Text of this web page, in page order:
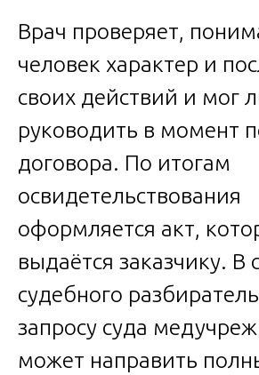
Врач проверяет,
человек характер и
своих действий и мог
руководить в момент
договора. По итогам
освидетельствования
оформляется акт,
выдаётся заказчику. В
судебного
запросу суда
может направить